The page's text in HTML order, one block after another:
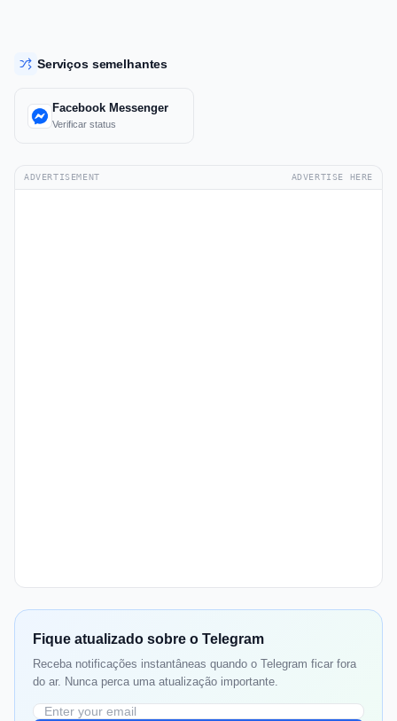
Serviços semelhantes
Facebook Messenger
Verificar status
ADVERTISEMENT ADVERTISE HERE
Fique atualizado sobre o Telegram
Receba notificações instantâneas quando o Telegram ficar fora
do ar. Nunca perca uma atualização importante.